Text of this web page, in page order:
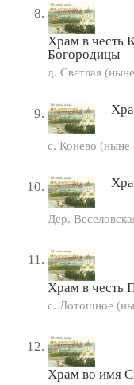
Храм в честь
Богородицы
д. Светлая
с. Конево (ныне
Дер.
Храм в честь
с. Лотошное
Храм во имя